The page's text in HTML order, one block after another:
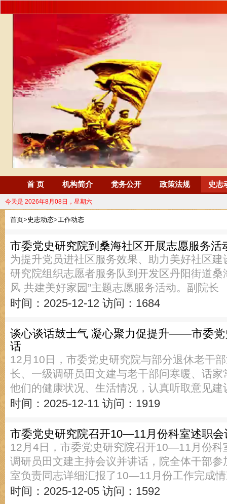
首 页 机构简介 党务公开 政策法规 史志
今天是 2026年8月08日，星期六
首页>史志动态>工作动态
市委党史研究院到桑海社区开展志愿服务活
为提升党员进社区服务效果、助力美好社区
研究院组织志愿者服务队到开发区丹阳街道桑
风 共建美好家园”主题志愿服务活动。副院长
时间：2025-12-12 访问：1684
谈心谈话鼓士气 凝心聚力促提升——市委党
话
12月10日，市委党史研究院与部分退休老干
长、一级调研员田文建与老干部问寒暖、话
他们的健康状况、生活情况，认真听取意见建
时间：2025-12-11 访问：1919
市委党史研究院召开10—11月份科室述职会
12月4日，市委党史研究院召开10—11月份科
调研员田文建主持会议并讲话，院全体干部
室负责同志详细汇报了10—11月份工作完成
时间：2025-12-05 访问：1592